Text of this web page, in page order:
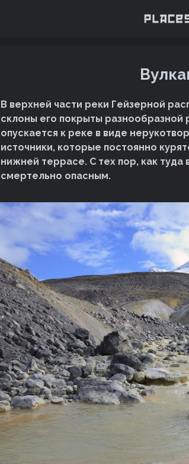
В верхней части реки Гейзерной
склоны его покрыты разнообразной
опускается к реке в виде
источники, которые постоянно
нижней террасе. С тех пор, как туда
смертельно опасным.